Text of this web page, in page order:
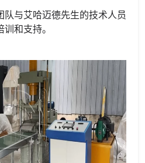
与艾哈迈德先生的技术人员
和支持。